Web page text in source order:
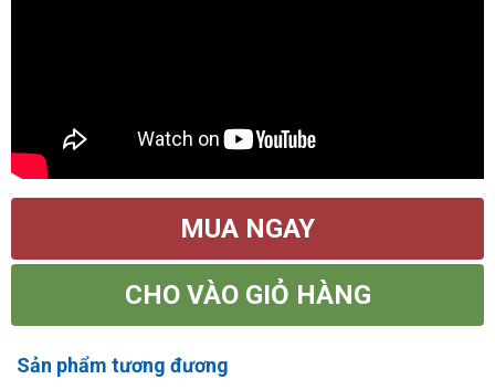
MUA NGAY
CHO VÀO GIỎ HÀNG
Sản phẩm tương đương